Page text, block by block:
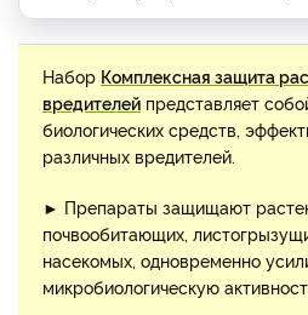
Набор Комплексная защита
вредителей представляет
биологических средств,
различных вредителей.
► Препараты защищают
почвообитающих,
насекомых, одновременно
микробиологическую